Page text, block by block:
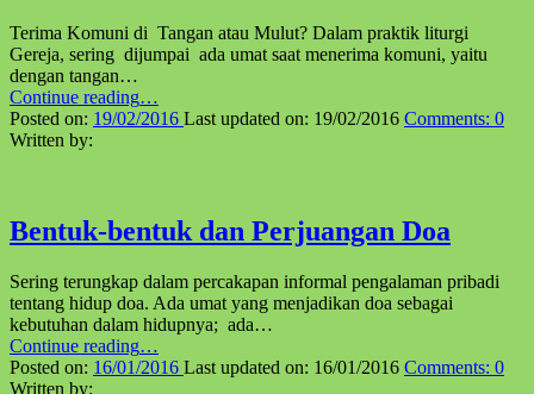
Terima Komuni di Tangan atau Mulut? Dalam praktik liturgi
Gereja, sering dijumpai ada umat saat menerima komuni, yaitu
dengan tangan…
Continue reading“Terima
Komuni
…
Posted on: 19/02/2016 Last updated on: 19/02/2016 Comments: 0
Written by:
Bentuk-bentuk dan Perjuangan Doa
Sering terungkap dalam percakapan informal pengalaman pribadi
tentang hidup doa. Ada umat yang menjadikan doa sebagai
kebutuhan dalam hidupnya; ada…
Continue reading“Bentuk-
bentuk
…
Posted on: 16/01/2016 Last updated on: 16/01/2016 Comments: 0
Written by: